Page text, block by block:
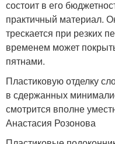
состоит в его
практичный материал.
трескается при резких
временем может
пятнами.
Пластиковую отделку
в сдержанных
смотрится вполне
Анастасия Розонова